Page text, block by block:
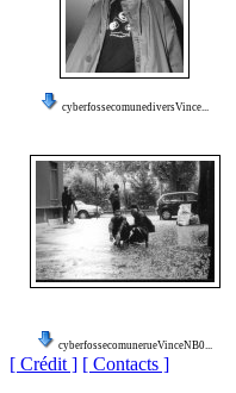
cyberfossecomunediversVince...
cyberfossecomunerueVinceNB0...
[ Crédit ] [ Contacts ]